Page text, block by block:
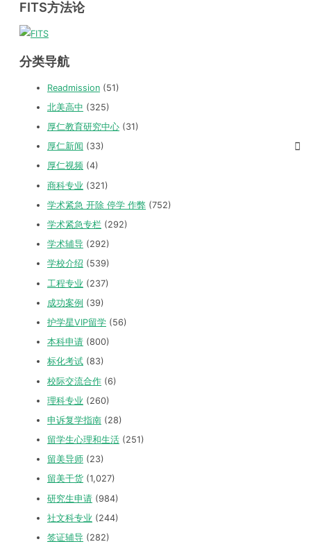
FITS方法论
分类导航
Readmission (51)
北美高中 (325)
厚仁教育研究中心 (31)
厚仁新闻 (33)
厚仁视频 (4)
商科专业 (321)
学术紧急 开除 停学 作弊 (752)
学术紧急专栏 (292)
学术辅导 (292)
学校介绍 (539)
工程专业 (237)
成功案例 (39)
护学星VIP留学 (56)
本科申请 (800)
标化考试 (83)
校际交流合作 (6)
理科专业 (260)
申诉复学指南 (28)
留学生心理和生活 (251)
留美导师 (23)
留美干货 (1,027)
研究生申请 (984)
社文科专业 (244)
签证辅导 (282)